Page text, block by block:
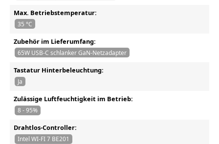
Max. Betriebstemperatur:
35 °C
Zubehör im Lieferumfang:
65W USB-C schlanker GaN-Netzadapter
Tastatur Hinterbeleuchtung:
Ja
Zulässige Luftfeuchtigkeit im Betrieb:
8 - 95%
Drahtlos-Controller:
Intel WI-FI 7 BE201